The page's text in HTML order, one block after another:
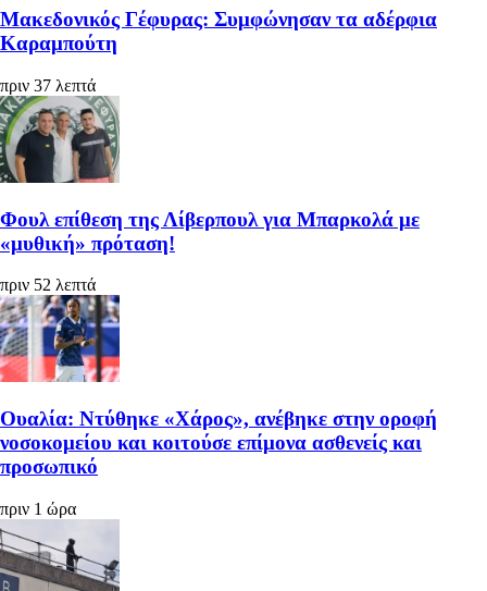
Μακεδονικός Γέφυρας: Συμφώνησαν τα αδέρφια
Καραμπούτη
πριν 37 λεπτά
Φουλ επίθεση της Λίβερπουλ για Μπαρκολά με
«μυθική» πρόταση!
πριν 52 λεπτά
Ουαλία: Ντύθηκε «Χάρος», ανέβηκε στην οροφή
νοσοκομείου και κοιτούσε επίμονα ασθενείς και
προσωπικό
πριν 1 ώρα